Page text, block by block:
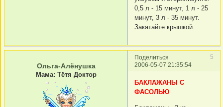
0,5 л - 15 минут, 1 л - 25
минут, 3 л - 35 минут.
Закатайте крышкой.
Поделиться
5
2006-05-07 21:35:54
Ольга-Алёнушка
Мама: Тётя Доктор
БАКЛАЖАНЫ С
ФАСОЛЬЮ